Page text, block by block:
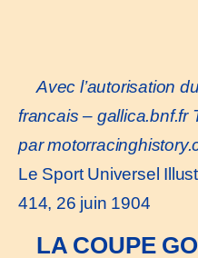
Avec l’autorisation
francais – gallica.bnf.fr
par
Le Sport Universel
414, 26 juin 1904
LA COUPE